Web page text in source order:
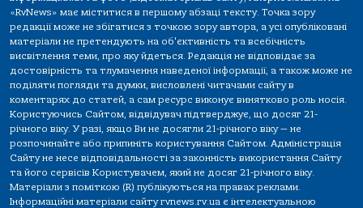
«RvNews» має міститися в першому абзаці тексту. Точка зору
редакції може не збігатися з точкою зору автора, а усі опубліковані
матеріали не претендують на об'єктивність та всебічність
висвітлення теми, про яку йдеться. Редакція не відповідає за
достовірність та тлумачення наведеної інформації, а також може не
поділяти погляди та думки, висловлені читачами сайту в
коментарях до статей, а сам ресурс виконує винятково роль носія.
Користуючись Сайтом, відвідувач підтверджує, що досяг 21-
річного віку. У разі, якщо Ви не досягли 21-річного віку — не
розпочинайте або припиніть користування Сайтом. Адміністрація
Сайту не несе відповідальності за законність використання Сайту
та його сервісів Користувачем, який не досяг 21-річного віку.
Матеріали з поміткою (R) публікуються на правах реклами.
Інформаційні матеріали сайту rvnews.rv.ua є інтелектуальною